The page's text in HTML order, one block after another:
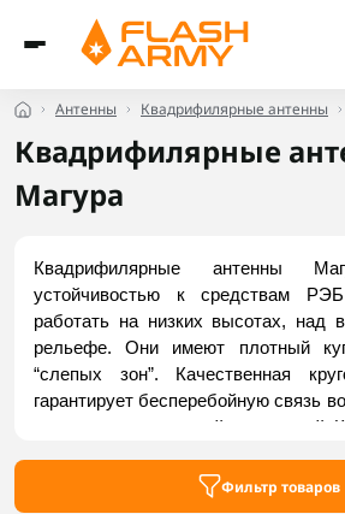
Антенны Квадрифилярные антенны
Квадрифилярные
Магура
Квадрифилярные антенны
устойчивостью к средствам
работать на низких высотах, над
рельефе. Они имеют плотный
“слепых зон”. Качественная
гарантирует бесперебойную связь
прецизионная настройка – низкий
наземных приемных Фильтр товаров